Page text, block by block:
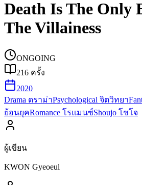
Death Is The Only
The Villainess
ONGOING
216 ครั้ง
2020
Drama ดราม่าPsychological จิตวิทยา
ย้อนยุคRomance โรแมนซ์Shoujo โชโจ
ผู้เขียน
KWON Gyeoeul